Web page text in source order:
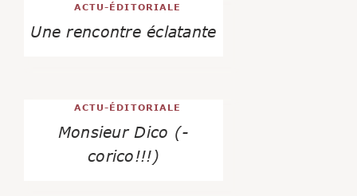
ACTU-ÉDITORIALE
Une rencontre éclatante
ACTU-ÉDITORIALE
Monsieur Dico (-
corico!!!)